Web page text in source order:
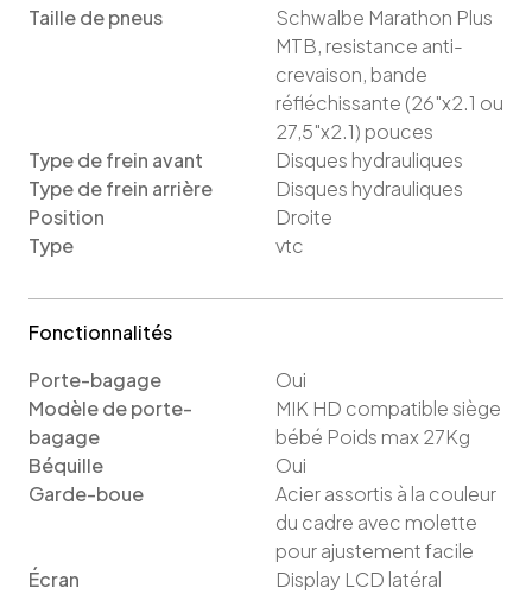
Taille de pneus
Schwalbe Marathon Plus
MTB, resistance anti-
crevaison, bande
réfléchissante (26"x2.1 ou
27,5"x2.1) pouces
Type de frein avant
Disques hydrauliques
Type de frein arrière
Disques hydrauliques
Position
Droite
Type
vtc
Fonctionnalités
Porte-bagage
Oui
Modèle de porte-
bagage
MIK HD compatible siège
bébé Poids max 27Kg
Béquille
Oui
Garde-boue
Acier assortis à la couleur
du cadre avec molette
pour ajustement facile
Écran
Display LCD latéral